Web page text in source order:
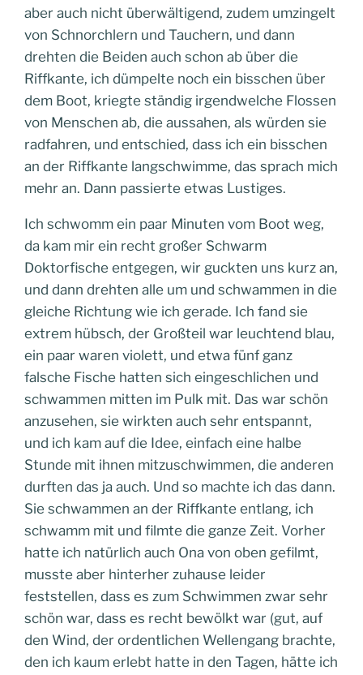
aber auch nicht überwältigend, zudem umzingelt
von Schnorchlern und Tauchern, und dann
drehten die Beiden auch schon ab über die
Riffkante, ich dümpelte noch ein bisschen über
dem Boot, kriegte ständig irgendwelche Flossen
von Menschen ab, die aussahen, als würden sie
radfahren, und entschied, dass ich ein bisschen
an der Riffkante langschwimme, das sprach mich
mehr an. Dann passierte etwas Lustiges.
Ich schwomm ein paar Minuten vom Boot weg,
da kam mir ein recht großer Schwarm
Doktorfische entgegen, wir guckten uns kurz an,
und dann drehten alle um und schwammen in die
gleiche Richtung wie ich gerade. Ich fand sie
extrem hübsch, der Großteil war leuchtend blau,
ein paar waren violett, und etwa fünf ganz
falsche Fische hatten sich eingeschlichen und
schwammen mitten im Pulk mit. Das war schön
anzusehen, sie wirkten auch sehr entspannt,
und ich kam auf die Idee, einfach eine halbe
Stunde mit ihnen mitzuschwimmen, die anderen
durften das ja auch. Und so machte ich das dann.
Sie schwammen an der Riffkante entlang, ich
schwamm mit und filmte die ganze Zeit. Vorher
hatte ich natürlich auch Ona von oben gefilmt,
musste aber hinterher zuhause leider
feststellen, dass es zum Schwimmen zwar sehr
schön war, dass es recht bewölkt war (gut, auf
den Wind, der ordentlichen Wellengang brachte,
den ich kaum erlebt hatte in den Tagen, hätte ich